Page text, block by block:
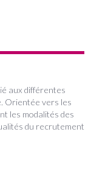
aux différentes
Orientée vers les
les modalités des
du recrutement